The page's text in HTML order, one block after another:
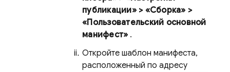
публикации» > «Сборка» >
«Пользовательский основной
манифест» .
Откройте шаблон манифеста,
расположенный по адресу